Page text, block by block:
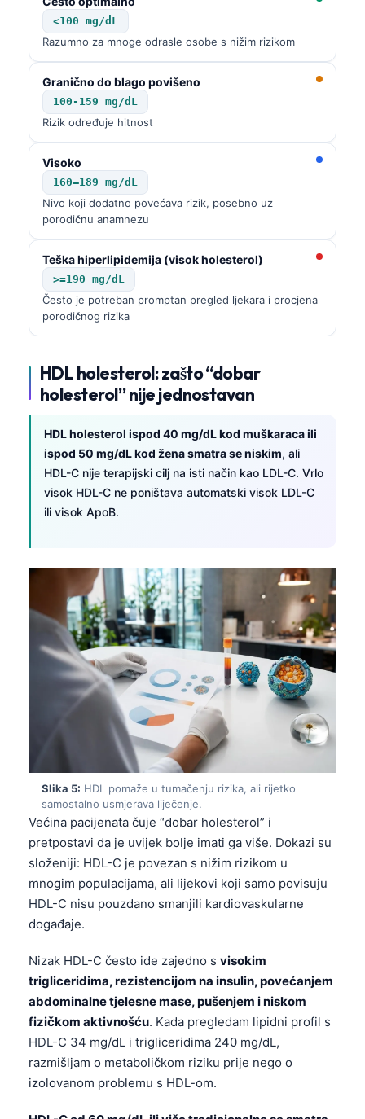
<100 mg/dL
Razumno za mnoge odrasle osobe s nižim rizikom
Granično do blago povišeno
100-159 mg/dL
Rizik određuje hitnost
Visoko
160–189 mg/dL
Nivo koji dodatno povećava rizik, posebno uz
porodičnu anamnezu
Teška hiperlipidemija (visok holesterol)
>=190 mg/dL
Često je potreban promptan pregled ljekara i procjena
porodičnog rizika
HDL holesterol: zašto “dobar
holesterol” nije jednostavan
HDL holesterol ispod 40 mg/dL kod muškaraca ili
ispod 50 mg/dL kod žena smatra se niskim, ali
HDL-C nije terapijski cilj na isti način kao LDL-C. Vrlo
visok HDL-C ne poništava automatski visok LDL-C
ili visok ApoB.
Slika 5: HDL pomaže u tumačenju rizika, ali rijetko
samostalno usmjerava liječenje.
Većina pacijenata čuje “dobar holesterol” i
pretpostavi da je uvijek bolje imati ga više. Dokazi su
složeniji: HDL-C je povezan s nižim rizikom u
mnogim populacijama, ali lijekovi koji samo povisuju
HDL-C nisu pouzdano smanjili kardiovaskularne
događaje.
Nizak HDL-C često ide zajedno s visokim
trigliceridima, rezistencijom na insulin, povećanjem
abdominalne tjelesne mase, pušenjem i niskom
fizičkom aktivnošću. Kada pregledam lipidni profil s
HDL-C 34 mg/dL i trigliceridima 240 mg/dL,
razmišljam o metaboličkom riziku prije nego o
izolovanom problemu s HDL-om.